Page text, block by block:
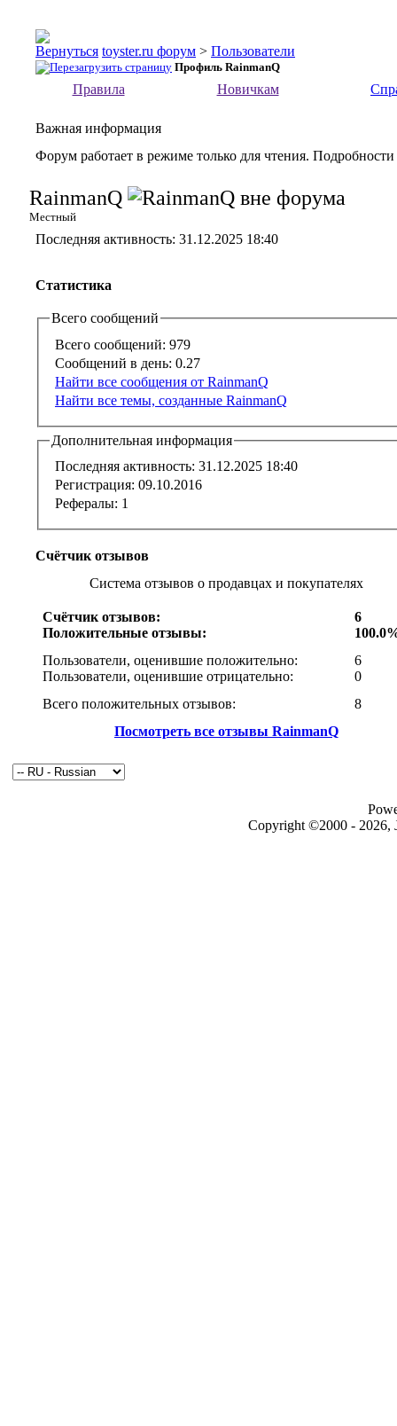
toyster.ru форум > Пользователи
Профиль RainmanQ
Правила Новичкам
Важная информация
Форум работает в режиме только для чтения.
RainmanQ
Местный
Последняя активность: 31.12.2025 18:40
Статистика
Всего сообщений
Всего сообщений: 979
Сообщений в день: 0.27
Найти все сообщения от RainmanQ
Найти все темы, созданные RainmanQ
Дополнительная информация
Последняя активность: 31.12.2025 18:40
Регистрация: 09.10.2016
Рефералы: 1
Счётчик отзывов
Система отзывов о продавцах и покупателях
Счётчик отзывов:
Положительные отзывы:
6
Пользователи, оценившие положительно:
Пользователи, оценившие отрицательно:
6
0
Всего положительных отзывов:
8
Посмотреть все отзывы RainmanQ
Copyright ©2000 - 2026,